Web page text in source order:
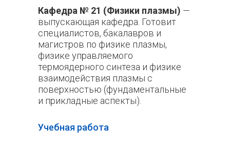
Кафедра № 21 (Физики плазмы) —
выпускающая кафедра. Готовит
специалистов, бакалавров и
магистров по физике плазмы,
физике управляемого
термоядерного синтеза и физике
взаимодействия плазмы с
поверхностью (фундаментальные
и прикладные аспекты).
Учебная работа